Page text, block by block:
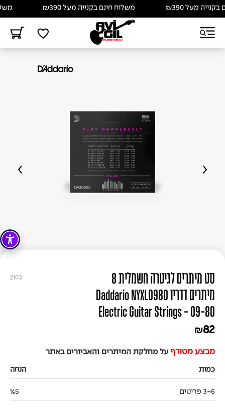
מעל ₪390 משלוח חינם בקנייה מעל ₪390
2103
סט מיתרים לגיטרה חשמלית 8
מיתרים דדריו Daddario NYXL0980
Electric Guitar Strings - 09-80
₪82
מבצע מטורף על מחלקת המיתרים והאביזרים באתר
כמות הנחה
3-6 פריטים %5